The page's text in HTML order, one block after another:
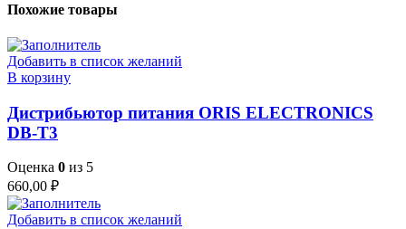
Похожие товары
Добавить в список желаний
В корзину
Дистрибьютор питания ORIS ELECTRONICS
DB-T3
Оценка 0 из 5
660,00 ₽
Добавить в список желаний